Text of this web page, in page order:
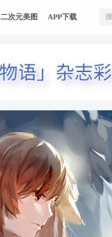
二次元美图 APP下载